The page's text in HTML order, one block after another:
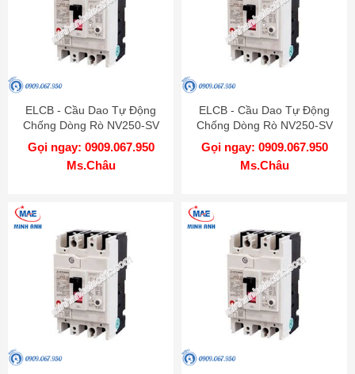
ELCB - Cầu Dao Tự Động
Chống Dòng Rò NV250-SV
4P 150A 36kA 1.2.500mA TD
MITSUBISHI
Gọi ngay: 0909.067.950
Ms.Châu
ELCB - Cầu Dao Tự Động
Chống Dòng Rò NV250-SV
4P 125A 36kA 1.2.500mA TD
MITSUBISHI
Gọi ngay: 0909.067.950
Ms.Châu